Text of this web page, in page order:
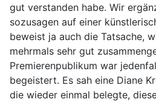
gut verstanden habe. Wir
sozusagen auf einer
beweist ja auch die Tatsache,
mehrmals sehr gut
Premierenpublikum war
begeistert. Es sah eine Diane
die wieder einmal belegte,